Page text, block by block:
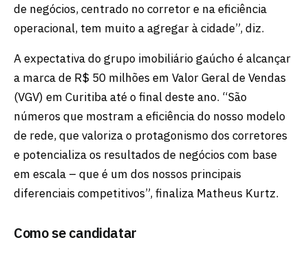
de negócios, centrado no corretor e na eficiência
operacional, tem muito a agregar à cidade”, diz.
A expectativa do grupo imobiliário gaúcho é alcançar
a marca de R$ 50 milhões em Valor Geral de Vendas
(VGV) em Curitiba até o final deste ano. “São
números que mostram a eficiência do nosso modelo
de rede, que valoriza o protagonismo dos corretores
e potencializa os resultados de negócios com base
em escala – que é um dos nossos principais
diferenciais competitivos”, finaliza Matheus Kurtz.
Como se candidatar